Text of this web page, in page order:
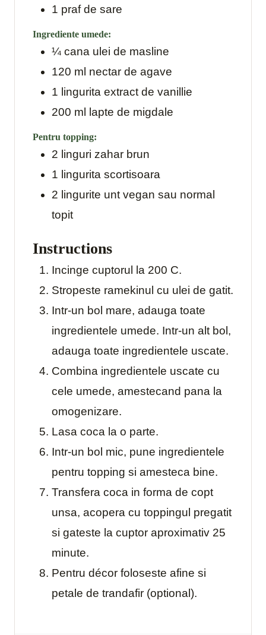
1 praf de sare
Ingrediente umede:
¼ cana ulei de masline
120 ml nectar de agave
1 lingurita extract de vanillie
200 ml lapte de migdale
Pentru topping:
2 linguri zahar brun
1 lingurita scortisoara
2 lingurite unt vegan sau normal
topit
Instructions
Incinge cuptorul la 200 C.
Stropeste ramekinul cu ulei de gatit.
Intr-un bol mare, adauga toate
ingredientele umede. Intr-un alt bol,
adauga toate ingredientele uscate.
Combina ingredientele uscate cu
cele umede, amestecand pana la
omogenizare.
Lasa coca la o parte.
Intr-un bol mic, pune ingredientele
pentru topping si amesteca bine.
Transfera coca in forma de copt
unsa, acopera cu toppingul pregatit
si gateste la cuptor aproximativ 25
minute.
Pentru décor foloseste afine si
petale de trandafir (optional).